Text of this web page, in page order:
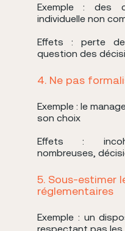
Exemple : des
individuelle non
Effets : perte
question des
4. Ne pas
Exemple : le
son choix
Effets :
nombreuses,
5. Sous-estimer
réglementaires
Exemple : un